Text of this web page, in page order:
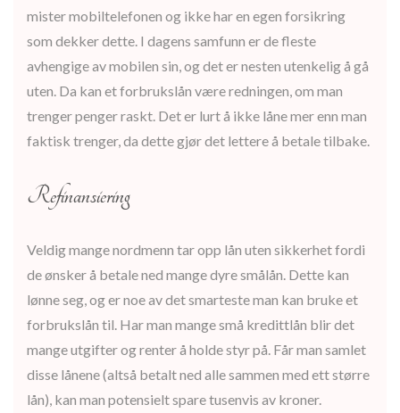
mister mobiltelefonen og ikke har en egen forsikring
som dekker dette. I dagens samfunn er de fleste
avhengige av mobilen sin, og det er nesten utenkelig å gå
uten. Da kan et forbrukslån være redningen, om man
trenger penger raskt. Det er lurt å ikke låne mer enn man
faktisk trenger, da dette gjør det lettere å betale tilbake.
Refinansiering
Veldig mange nordmenn tar opp lån uten sikkerhet fordi
de ønsker å betale ned mange dyre smålån. Dette kan
lønne seg, og er noe av det smarteste man kan bruke et
forbrukslån til. Har man mange små kredittlån blir det
mange utgifter og renter å holde styr på. Får man samlet
disse lånene (altså betalt ned alle sammen med ett større
lån), kan man potensielt spare tusenvis av kroner.